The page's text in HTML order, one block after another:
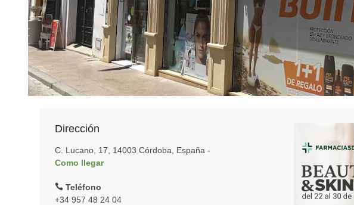
Dirección
C. Lucano, 17, 14003 Córdoba, España -
Como llegar
Teléfono
+34 957 48 24 04